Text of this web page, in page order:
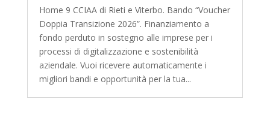
Home 9 CCIAA di Rieti e Viterbo. Bando “Voucher
Doppia Transizione 2026”. Finanziamento a
fondo perduto in sostegno alle imprese per i
processi di digitalizzazione e sostenibilità
aziendale. Vuoi ricevere automaticamente i
migliori bandi e opportunità per la tua...